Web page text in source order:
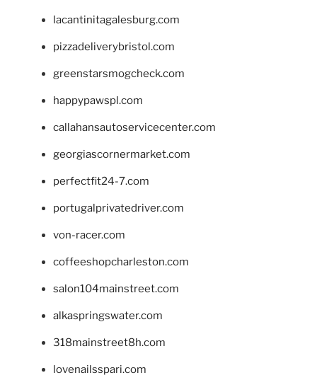
lacantinitagalesburg.com
pizzadeliverybristol.com
greenstarsmogcheck.com
happypawspl.com
callahansautoservicecenter.com
georgiascornermarket.com
perfectfit24-7.com
portugalprivatedriver.com
von-racer.com
coffeeshopcharleston.com
salon104mainstreet.com
alkaspringswater.com
318mainstreet8h.com
lovenailsspari.com